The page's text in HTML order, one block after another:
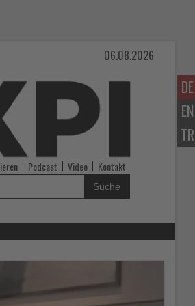
DE
EN
TR
06.08.2026
Podcast Video Kontakt
Suche